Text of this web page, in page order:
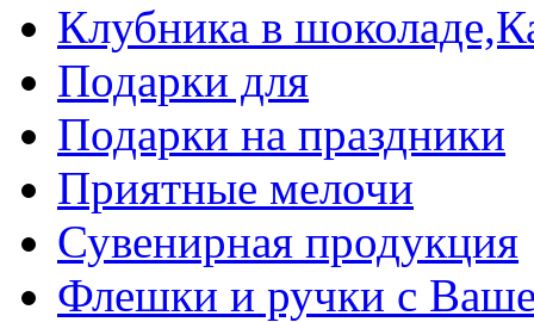
Клубника в
Подарки для
Подарки на праздники
Приятные мелочи
Сувенирная продукция
Флешки и ручки с